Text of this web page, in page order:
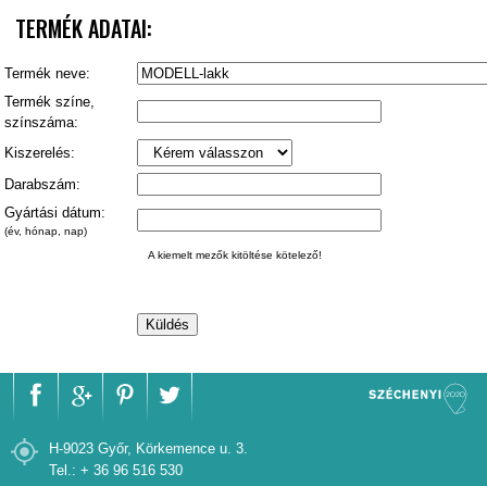
TERMÉK ADATAI:
Termék neve:
Termék színe,
színszáma:
Kiszerelés:
Darabszám:
Gyártási dátum:
(év, hónap, nap)
A kiemelt mezők kitöltése kötelező!
H-9023 Győr, Körkemence u. 3.
Tel.: + 36 96 516 530